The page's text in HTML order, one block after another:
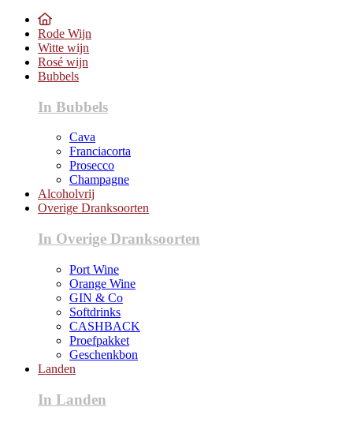
Rode Wijn
Witte wijn
Rosé wijn
Bubbels
In Bubbels
Cava
Franciacorta
Prosecco
Champagne
Alcoholvrij
Overige Dranksoorten
In Overige Dranksoorten
Port Wine
Orange Wine
GIN & Co
Softdrinks
CASHBACK
Proefpakket
Geschenkbon
Landen
In Landen